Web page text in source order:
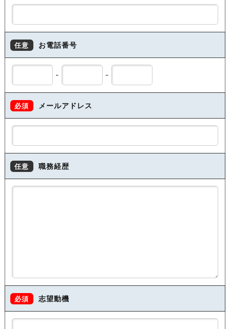
任意 お電話番号
- -
必須 メールアドレス
任意 職務経歴
必須 志望動機